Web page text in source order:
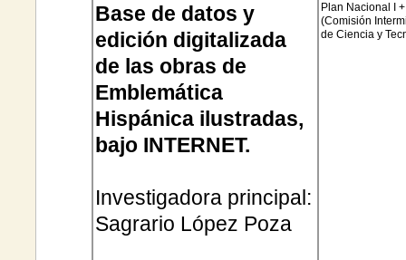
Base de datos y
edición digitalizada
de las obras de
Emblemática
Hispánica ilustradas,
bajo INTERNET.
Investigadora principal:
Sagrario López Poza
Plan Nacional I
(Comisión
de Ciencia y